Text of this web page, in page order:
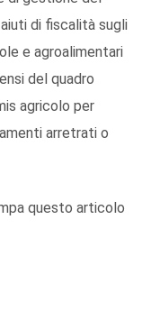
di fiscalità sugli
e agroalimentari
del quadro
agricolo per
arretrati o
questo articolo